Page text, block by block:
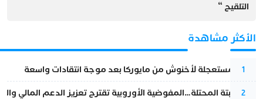
التلقيح “
الأكثر مشاهدة
1
عودة مستعجلة لأخنوش من مايوركا بعد موجة انتقادات واسعة
2
أزمة سبتة المحتلة…المفوضية الأوروبية تقترح تعزيز الدعم المالي